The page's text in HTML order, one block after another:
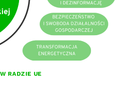
RADZIE UE